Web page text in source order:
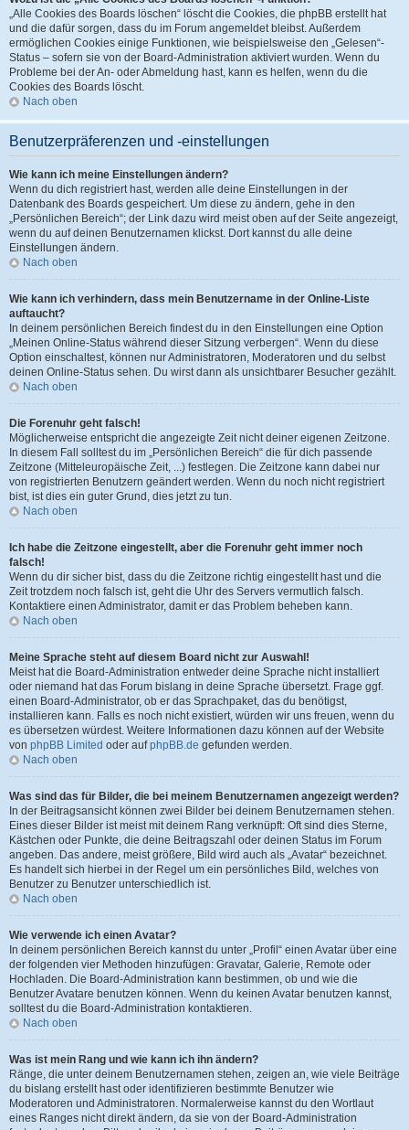
„Alle Cookies des Boards löschen“ löscht die Cookies, die phpBB erstellt hat
und die dafür sorgen, dass du im Forum angemeldet bleibst. Außerdem
ermöglichen Cookies einige Funktionen, wie beispielsweise den „Gelesen“-
Status – sofern sie von der Board-Administration aktiviert wurden. Wenn du
Probleme bei der An- oder Abmeldung hast, kann es helfen, wenn du die
Cookies des Boards löscht.
Nach oben
Benutzerpräferenzen und -einstellungen
Wie kann ich meine Einstellungen ändern?
Wenn du dich registriert hast, werden alle deine Einstellungen in der
Datenbank des Boards gespeichert. Um diese zu ändern, gehe in den
„Persönlichen Bereich“; der Link dazu wird meist oben auf der Seite angezeigt,
wenn du auf deinen Benutzernamen klickst. Dort kannst du alle deine
Einstellungen ändern.
Nach oben
Wie kann ich verhindern, dass mein Benutzername in der Online-Liste
auftaucht?
In deinem persönlichen Bereich findest du in den Einstellungen eine Option
„Meinen Online-Status während dieser Sitzung verbergen“. Wenn du diese
Option einschaltest, können nur Administratoren, Moderatoren und du selbst
deinen Online-Status sehen. Du wirst dann als unsichtbarer Besucher gezählt.
Nach oben
Die Forenuhr geht falsch!
Möglicherweise entspricht die angezeigte Zeit nicht deiner eigenen Zeitzone.
In diesem Fall solltest du im „Persönlichen Bereich“ die für dich passende
Zeitzone (Mitteleuropäische Zeit, ...) festlegen. Die Zeitzone kann dabei nur
von registrierten Benutzern geändert werden. Wenn du noch nicht registriert
bist, ist dies ein guter Grund, dies jetzt zu tun.
Nach oben
Ich habe die Zeitzone eingestellt, aber die Forenuhr geht immer noch
falsch!
Wenn du dir sicher bist, dass du die Zeitzone richtig eingestellt hast und die
Zeit trotzdem noch falsch ist, geht die Uhr des Servers vermutlich falsch.
Kontaktiere einen Administrator, damit er das Problem beheben kann.
Nach oben
Meine Sprache steht auf diesem Board nicht zur Auswahl!
Meist hat die Board-Administration entweder deine Sprache nicht installiert
oder niemand hat das Forum bislang in deine Sprache übersetzt. Frage ggf.
einen Board-Administrator, ob er das Sprachpaket, das du benötigst,
installieren kann. Falls es noch nicht existiert, würden wir uns freuen, wenn du
es übersetzen würdest. Weitere Informationen dazu können auf der Website
von phpBB Limited oder aufphpBB.de gefunden werden.
Nach oben
Was sind das für Bilder, die bei meinem Benutzernamen angezeigt werden?
In der Beitragsansicht können zwei Bilder bei deinem Benutzernamen stehen.
Eines dieser Bilder ist meist mit deinem Rang verknüpft: Oft sind dies Sterne,
Kästchen oder Punkte, die deine Beitragszahl oder deinen Status im Forum
angeben. Das andere, meist größere, Bild wird auch als „Avatar“ bezeichnet.
Es handelt sich hierbei in der Regel um ein persönliches Bild, welches von
Benutzer zu Benutzer unterschiedlich ist.
Nach oben
Wie verwende ich einen Avatar?
In deinem persönlichen Bereich kannst du unter „Profil“ einen Avatar über eine
der folgenden vier Methoden hinzufügen: Gravatar, Galerie, Remote oder
Hochladen. Die Board-Administration kann bestimmen, ob und wie die
Benutzer Avatare benutzen können. Wenn du keinen Avatar benutzen kannst,
solltest du die Board-Administration kontaktieren.
Nach oben
Was ist mein Rang und wie kann ich ihn ändern?
Ränge, die unter deinem Benutzernamen stehen, zeigen an, wie viele Beiträge
du bislang erstellt hast oder identifizieren bestimmte Benutzer wie
Moderatoren und Administratoren. Normalerweise kannst du den Wortlaut
eines Ranges nicht direkt ändern, da sie von der Board-Administration